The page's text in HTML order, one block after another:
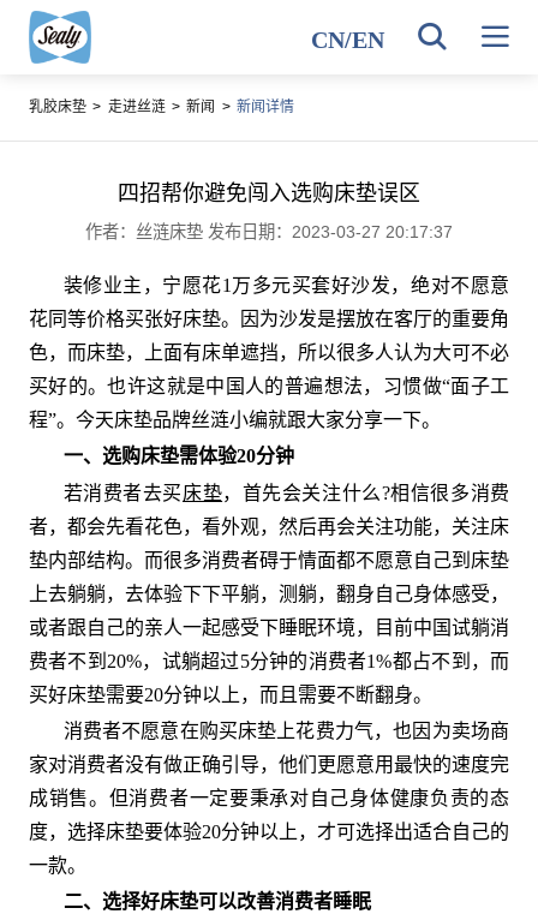
CN/EN
乳胶床垫 > 走进丝涟 > 新闻 > 新闻详情
四招帮你避免闯入选购床垫误区
作者：丝涟床垫 发布日期：2023-03-27 20:17:37
装修业主，宁愿花1万多元买套好沙发，绝对不愿意
花同等价格买张好床垫。因为沙发是摆放在客厅的重要角
色，而床垫，上面有床单遮挡，所以很多人认为大可不必
买好的。也许这就是中国人的普遍想法，习惯做“面子工
程”。今天床垫品牌丝涟小编就跟大家分享一下。
一、选购床垫需体验20分钟
若消费者去买床垫，首先会关注什么?相信很多消费
者，都会先看花色，看外观，然后再会关注功能，关注床
垫内部结构。而很多消费者碍于情面都不愿意自己到床垫
上去躺躺，去体验下下平躺，测躺，翻身自己身体感受，
或者跟自己的亲人一起感受下睡眠环境，目前中国试躺消
费者不到20%，试躺超过5分钟的消费者1%都占不到，而
买好床垫需要20分钟以上，而且需要不断翻身。
消费者不愿意在购买床垫上花费力气，也因为卖场商
家对消费者没有做正确引导，他们更愿意用最快的速度完
成销售。但消费者一定要秉承对自己身体健康负责的态
度，选择床垫要体验20分钟以上，才可选择出适合自己的
一款。
二、选择好床垫可以改善消费者睡眠